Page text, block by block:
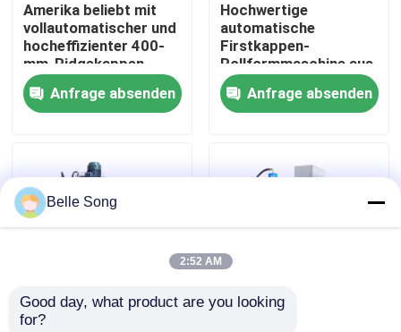
Qualitätskontrolle
Treten Sie mit uns in Verbindung
Fälle
Deckungsblattrolle, die Maschine bildet
Doppelschicht-Rolle, die Maschine bildet
Amerika beliebt mit
vollautomatischer und
hocheffizienter 400-
mm-Ridgekappen-
Rollformmaschine
Anfrage absenden
Hochwertige
automatische
Firstkappen-
Rollformmaschine aus
farbigem Stahl
Anfrage absenden
Firstdacheindeckung
Belle Song
2:52 AM
Good day, what product are you looking
for?